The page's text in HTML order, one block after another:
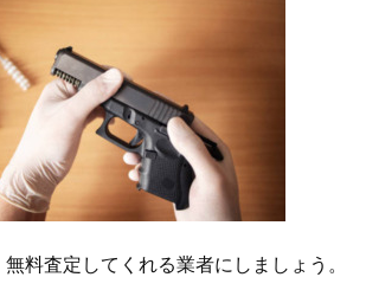
料査定してくれる業者にしましょう。